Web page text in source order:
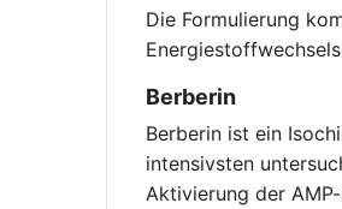
Die Formulierung
Berberin
Berberin ist ein
intensivsten
Aktivierung der